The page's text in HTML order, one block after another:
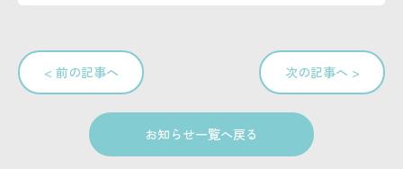
< 前の記事へ
お知らせ一覧へ戻る
次の記事へ >